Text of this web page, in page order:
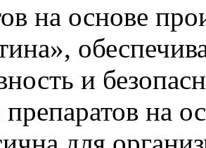
на основе
и
препаратов на